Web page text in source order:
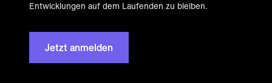
Entwicklungen auf dem Laufenden zu bleiben.
Jetzt anmelden